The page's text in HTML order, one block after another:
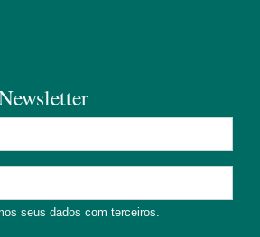
seus dados com terceiros.